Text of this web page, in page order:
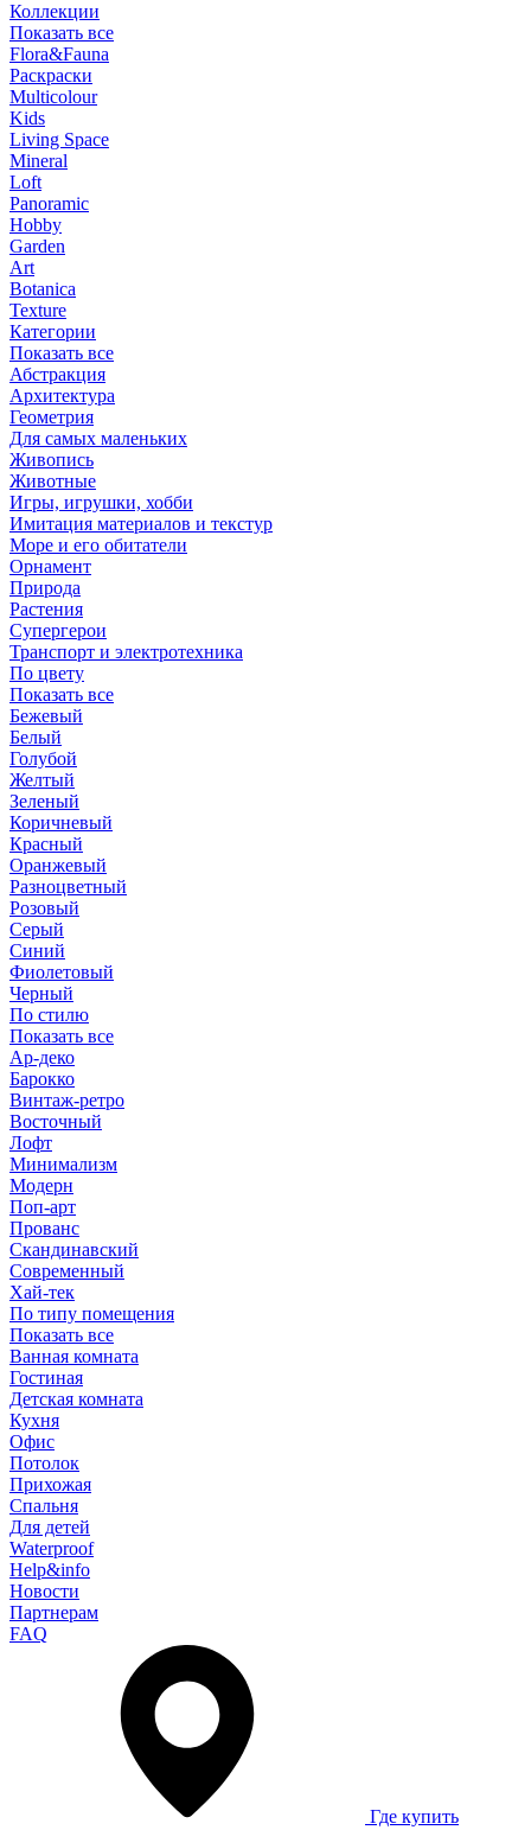
Коллекции
Показать все
Flora&Fauna
Раскраски
Multicolour
Kids
Living Space
Mineral
Loft
Panoramic
Hobby
Garden
Art
Botanica
Texture
Категории
Показать все
Абстракция
Архитектура
Геометрия
Для самых маленьких
Живопись
Животные
Игры, игрушки, хобби
Имитация материалов и текстур
Море и его обитатели
Орнамент
Природа
Растения
Супергерои
Транспорт и электротехника
По цвету
Показать все
Бежевый
Белый
Голубой
Желтый
Зеленый
Коричневый
Красный
Оранжевый
Разноцветный
Розовый
Серый
Синий
Фиолетовый
Черный
По стилю
Показать все
Ар-деко
Барокко
Винтаж-ретро
Восточный
Лофт
Минимализм
Модерн
Поп-арт
Прованс
Скандинавский
Современный
Хай-тек
По типу помещения
Показать все
Ванная комната
Гостиная
Детская комната
Кухня
Офис
Потолок
Прихожая
Спальня
Для детей
Waterproof
Help&info
Новости
Партнерам
FAQ
Где купить